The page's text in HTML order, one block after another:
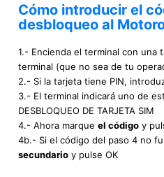
Cómo introducir el
desbloqueo al
1.- Encienda el terminal con una
terminal (que no sea de tu
2.- Si la tarjeta tiene PIN,
3.- El terminal indicará uno de
DESBLOQUEO DE TARJETA SIM
4.- Ahora marque el código y
4b.- Si el código del paso 4 no
secundario y pulse OK